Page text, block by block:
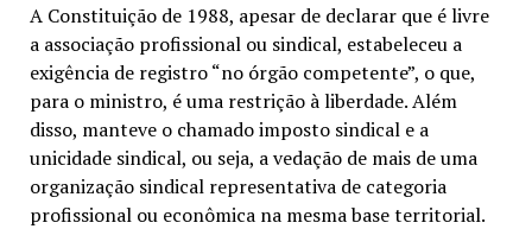
A Constituição de 1988, apesar de declarar que é livre
a associação profissional ou sindical, estabeleceu a
exigência de registro “no órgão competente”, o que,
para o ministro, é uma restrição à liberdade. Além
disso, manteve o chamado imposto sindical e a
unicidade sindical, ou seja, a vedação de mais de uma
organização sindical representativa de categoria
profissional ou econômica na mesma base territorial.